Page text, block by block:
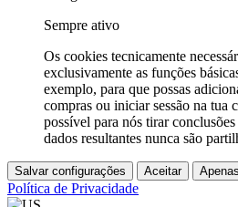
Sempre ativo
Os cookies tecnicamente
exclusivamente as funções
exemplo, para que possas
compras ou iniciar sessão na tua
possível para nós tirar
dados resultantes nunca são
Salvar configurações Aceitar
Política de Privacidade